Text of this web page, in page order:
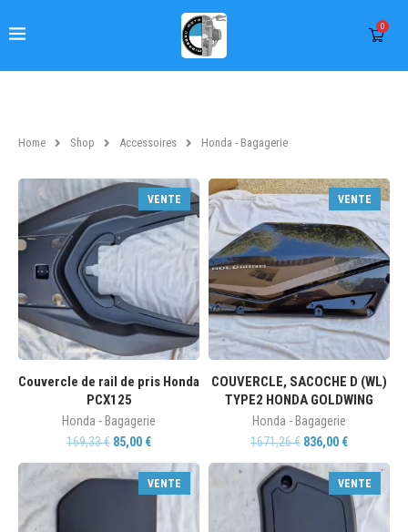
0
Home Shop Accessoires Honda - Bagagerie
VENTE
Couvercle de rail de pris Honda
PCX125
Honda - Bagagerie
169,33€ 85,00 €
VENTE
COUVERCLE, SACOCHE D (WL)
TYPE2 HONDA GOLDWING
Honda - Bagagerie
1671,26€ 836,00 €
VENTE VENTE